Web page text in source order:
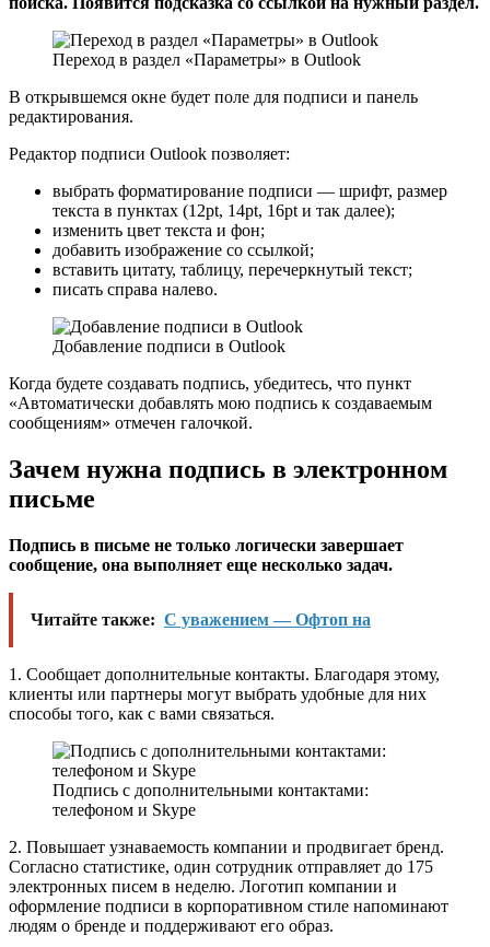
Переход в раздел «Параметры» в Outlook
В открывшемся окне будет поле для подписи и панель
редактирования.
Редактор подписи Outlook позволяет:
выбрать форматирование подписи — шрифт, размер
текста в пунктах (12pt, 14pt, 16pt и так далее);
изменить цвет текста и фон;
добавить изображение со ссылкой;
вставить цитату, таблицу, перечеркнутый текст;
писать справа налево.
Добавление подписи в Outlook
Когда будете создавать подпись, убедитесь, что пункт
«Автоматически добавлять мою подпись к создаваемым
сообщениям» отмечен галочкой.
Зачем нужна подпись в электронном
письме
Подпись в письме не только логически завершает
сообщение, она выполняет еще несколько задач.
Читайте также: С уважением — Офтоп на
1. Сообщает дополнительные контакты. Благодаря этому,
клиенты или партнеры могут выбрать удобные для них
способы того, как с вами связаться.
Подпись с дополнительными контактами:
телефоном и Skype
2. Повышает узнаваемость компании и продвигает бренд.
Согласно статистике, один сотрудник отправляет до 175
электронных писем в неделю. Логотип компании и
оформление подписи в корпоративном стиле напоминают
людям о бренде и поддерживают его образ.